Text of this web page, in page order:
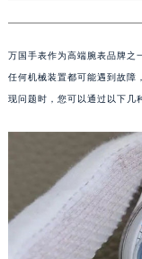
万国手表作为高端腕表品牌之
任何机械装置都可能遇到故障
现问题时，您可以通过以下几